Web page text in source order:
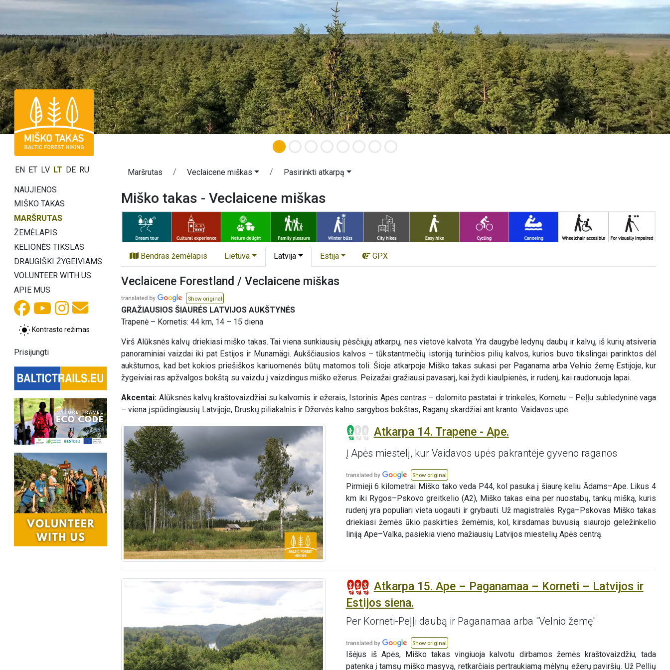
EN ET LV LT DE RU
NAUJIENOS
MIŠKO TAKAS
MARŠRUTAS
ŽEMĖLAPIS
KELIONĖS TIKSLAS
DRAUGIŠKI ŽYGEIVIAMS
VOLUNTEER WITH US
APIE MUS
Kontrasto režimas
Prisijungti
Maršrutas Veclaicene miškas Pasirinkti atkarpą
Miško takas - Veclaicene miškas
Bendras žemėlapis Lietuva Latvija Estija GPX
Veclaicene Forestland / Veclaicene miškas
Show original
GRAŽIAUSIOS ŠIAURĖS LATVIJOS AUKŠTYNĖS
Trapenė – Kornetis: 44 km, 14 – 15 diena
Virš Alūksnės kalvų driekiasi miško takas. Tai viena sunkiausių pėsčiųjų atkarpų, nes vietovė kalvota. Yra daugybė ledynų daubų ir kalvų, iš kurių atsiveria
panoraminiai vaizdai iki pat Estijos ir Munamägi. Aukščiausios kalvos – tūkstantmečių istoriją turinčios pilių kalvos, kurios buvo tikslingai parinktos dėl
aukštumos, kad bet kokios priešiškos kariuomenės būtų matomos toli. Šioje atkarpoje Miško takas sukasi per Paganama arba Velnio žemę Estijoje, kur
žygeiviai ras apžvalgos bokštą su vaizdu į vaizdingus miško ežerus. Peizažai gražiausi pavasarį, kai žydi kiaulpienės, ir rudenį, kai raudonuoja lapai.
Akcentai: Alūksnės kalvų kraštovaizdžiai su kalvomis ir ežerais, Istorinis Apės centras – dolomito pastatai ir trinkelės, Kornetu – Peļļu subledyninė vaga
– viena įspūdingiausių Latvijoje, Druskų piliakalnis ir Džervės kalno sargybos bokštas, Raganų skardžiai ant kranto. Vaidavos upė.
Atkarpa 14. Trapene - Ape.
Į Apės miestelį, kur Vaidavos upės pakrantėje gyveno raganos
Show original
Pirmieji 6 kilometrai Miško tako veda P44, kol pasuka į šiaurę keliu Ādams–Ape. Likus 4
km iki Rygos–Pskovo greitkelio (A2), Miško takas eina per nuostabų, tankų mišką, kuris
rudenį yra populiari vieta uogauti ir grybauti. Už magistralės Ryga–Pskovas Miško takas
driekiasi žemės ūkio paskirties žemėmis, kol, kirsdamas buvusią siaurojo geležinkelio
liniją Ape–Valka, pasiekia vieno mažiausių Latvijos miestelių Apės centrą.
Atkarpa 15. Ape – Paganamaa – Korneti – Latvijos ir
Estijos siena.
Per Korneti-Peļļi daubą ir Paganamaa arba "Velnio žemę"
Show original
Išėjus iš Apės, Miško takas vingiuoja kalvotu dirbamos žemės kraštovaizdžiu, tada
patenka į tamsų miško masyvą, retkarčiais pertraukiamą mėlynų ežerų paviršių. Už Pellių